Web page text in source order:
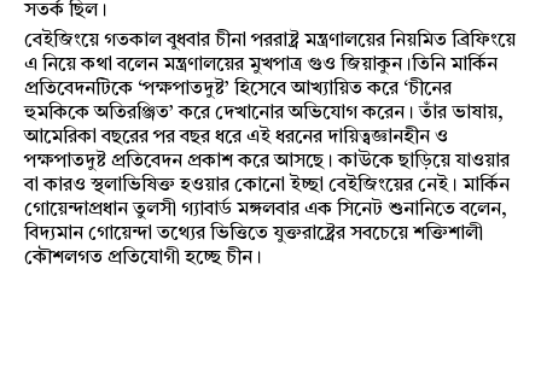
সতর্ক ছিল।
বেইজিংয়ে গতকাল বুধবার চীনা পররাষ্ট্র মন্ত্রণালয়ের নিয়মিত ব্রিফিংয়ে
এ নিয়ে কথা বলেন মন্ত্রণালয়ের মুখপাত্র গুও জিয়াকুন।তিনি মার্কিন
প্রতিবেদনটিকে ‘পক্ষপাতদুষ্ট’ হিসেবে আখ্যায়িত করে ‘চীনের
হুমকিকে অতিরঞ্জিত’ করে দেখানোর অভিযোগ করেন। তাঁর ভাষায়,
আমেরিকা বছরের পর বছর ধরে এই ধরনের দায়িত্বজ্ঞানহীন ও
পক্ষপাতদুষ্ট প্রতিবেদন প্রকাশ করে আসছে। কাউকে ছাড়িয়ে যাওয়ার
বা কারও স্থলাভিষিক্ত হওয়ার কোনো ইচ্ছা বেইজিংয়ের নেই। মার্কিন
গোয়েন্দাপ্রধান তুলসী গ্যাবার্ড মঙ্গলবার এক সিনেট শুনানিতে বলেন,
বিদ্যমান গোয়েন্দা তথ্যের ভিত্তিতে যুক্তরাষ্ট্রের সবচেয়ে শক্তিশালী
কৌশলগত প্রতিযোগী হচ্ছে চীন।